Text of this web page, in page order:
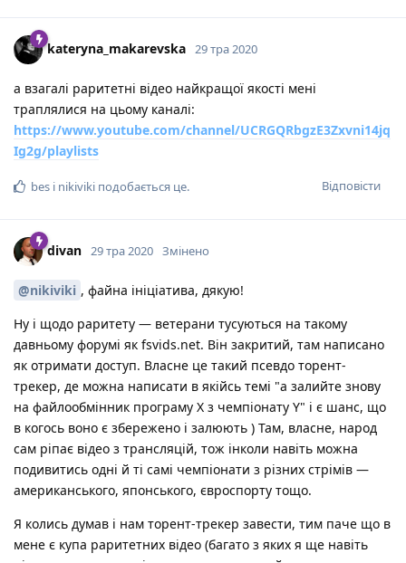
kateryna_makarevska 29 тра 2020
а взагалі раритетні відео найкращої якості мені
траплялися на цьому каналі:
https://www.youtube.com/channel/UCRGQRbgzE3Zxvni14jq
Ig2g/playlists
Відповісти
bes і nikiviki подобається це.
divan 29 тра 2020 Змінено
@nikiviki , файна ініціатива, дякую!
Ну і щодо раритету — ветерани тусуються на такому
давньому форумі як fsvids.net. Він закритий, там написано
як отримати доступ. Власне це такий псевдо торент-
трекер, де можна написати в якійсь темі "а залийте знову
на файлообмінник програму Х з чемпіонату Y" і є шанс, що
в когось воно є збережено і залюють ) Там, власне, народ
сам ріпає відео з трансляцій, тож інколи навіть можна
подивитись одні й ті самі чемпіонати з різних стрімів —
американського, японського, євроспорту тощо.
Я колись думав і нам торент-трекер завести, тим паче що в
мене є купа раритетних відео (багато з яких я ще навіть